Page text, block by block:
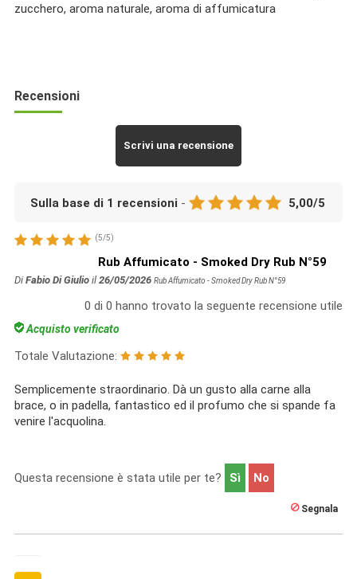
zucchero, aroma naturale, aroma di affumicatura
Recensioni
Scrivi una recensione
Sulla base di 1 recensioni - 5,00/5
(5/5)
Rub Affumicato - Smoked Dry Rub N°59
Di Fabio Di Giulio il 26/05/2026 Rub Affumicato - Smoked Dry Rub N°59
0 di 0 hanno trovato la seguente recensione utile
Acquisto verificato
Totale Valutazione:
Semplicemente straordinario. Dà un gusto alla carne alla
brace, o in padella, fantastico ed il profumo che si spande fa
venire l'acquolina.
Questa recensione è stata utile per te? Sì No
Segnala